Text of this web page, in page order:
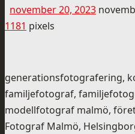
november 20, 2023
1181 pixels
generationsfotografering,
familjefotograf,
modellfotograf malmö,
Fotograf Malmö,